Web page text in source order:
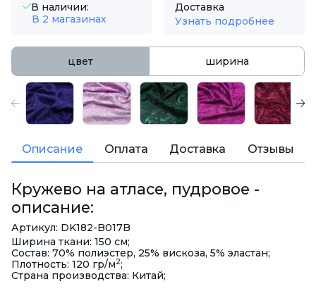
В наличии:
В 2 магазинах
Доставка
Узнать подробнее
цвет ширина
Описание Оплата Доставка Отзывы
Кружево на атласе, пудровое -
описание:
Артикул: DK182-B017B
Ширина ткани: 150 см;
Состав: 70% полиэстер, 25% вискоза, 5% эластан;
Плотность: 120 гр/м2;
Страна производства: Китай;